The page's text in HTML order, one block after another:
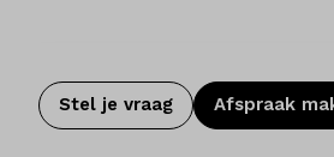
Stel je vraag Afspraak